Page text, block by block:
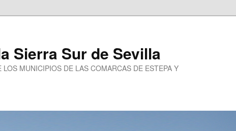
Sierra Sur de Sevilla
MUNICIPIOS DE LAS COMARCAS DE ESTEPA Y